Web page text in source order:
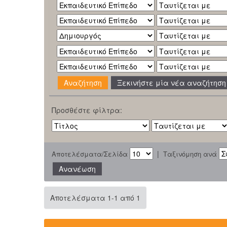
Ξεκινήστε μία νέα αναζήτηση
Προσθέστε φίλτρα:
Αποτελέσματα/Σελίδα | Ταξινόμηση ανά
Αποτελέσματα 1-1 από 1